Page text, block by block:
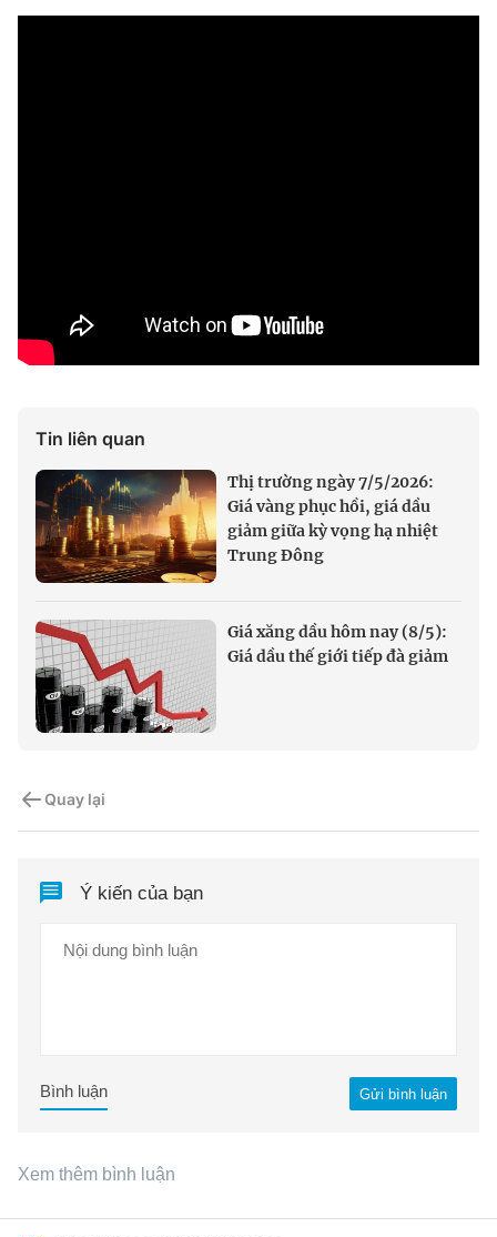
Tin liên quan
Thị trường ngày 7/5/2026:
Giá vàng phục hồi, giá dầu
giảm giữa kỳ vọng hạ nhiệt
Trung Đông
Giá xăng dầu hôm nay (8/5):
Giá dầu thế giới tiếp đà giảm
Quay lại
Ý kiến của bạn
Gửi bình luận
Bình luận
Xem thêm bình luận